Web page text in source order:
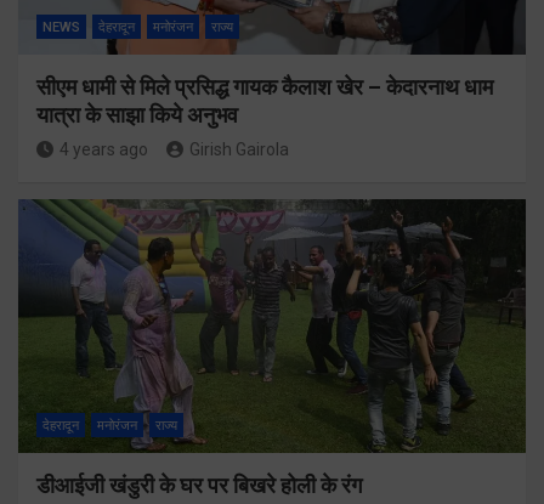
NEWS देहरादून मनोरंजन राज्य
सीएम धामी से मिले प्रसिद्ध गायक कैलाश खेर – केदारनाथ धाम
यात्रा के साझा किये अनुभव
4 years ago Girish Gairola
देहरादून मनोरंजन राज्य
डीआईजी खंडुरी के घर पर बिखरे होली के रंग